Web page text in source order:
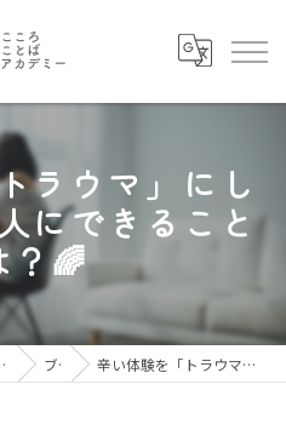
ラウマ」にし
にできること
？🌈
ころことばアカデミー ブログ 辛い体験を「トラウマ」にしないために大人にできることとは？🌈